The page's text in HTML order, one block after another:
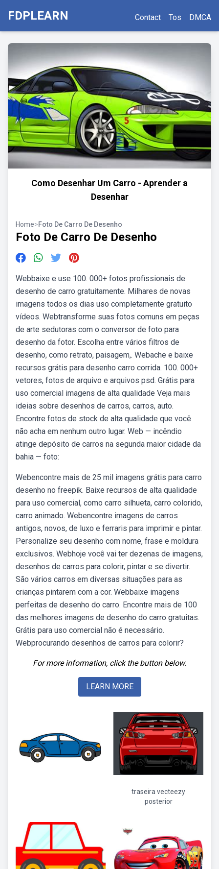
FDPLEARN Contact Tos DMCA
Como Desenhar Um Carro - Aprender a
Desenhar
Home>Foto De Carro De Desenho
Foto De Carro De Desenho
Webbaixe e use 100. 000+ fotos profissionais de
desenho de carro gratuitamente. Milhares de novas
imagens todos os dias uso completamente gratuito
vídeos. Webtransforme suas fotos comuns em peças
de arte sedutoras com o conversor de foto para
desenho da fotor. Escolha entre vários filtros de
desenho, como retrato, paisagem,. Webache e baixe
recursos grátis para desenho carro corrida. 100. 000+
vetores, fotos de arquivo e arquivos psd. Grátis para
uso comercial imagens de alta qualidade Veja mais
ideias sobre desenhos de carros, carros, auto.
Encontre fotos de stock de alta qualidade que você
não acha em nenhum outro lugar. Web — incêndio
atinge depósito de carros na segunda maior cidade da
bahia — foto:
Webencontre mais de 25 mil imagens grátis para carro
desenho no freepik. Baixe recursos de alta qualidade
para uso comercial, como carro silhueta, carro colorido,
carro animado. Webencontre imagens de carros
antigos, novos, de luxo e ferraris para imprimir e pintar.
Personalize seu desenho com nome, frase e moldura
exclusivos. Webhoje você vai ter dezenas de imagens,
desenhos de carros para colorir, pintar e se divertir.
São vários carros em diversas situações para as
crianças pintarem com a cor. Webbaixe imagens
perfeitas de desenho do carro. Encontre mais de 100
das melhores imagens de desenho do carro gratuitas.
Grátis para uso comercial não é necessário.
Webprocurando desenhos de carros para colorir?
For more information, click the button below.
LEARN MORE
traseira vecteezy
posterior